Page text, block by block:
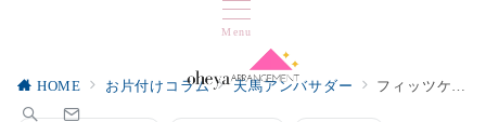
Menu
HOME お片付けコラム 天馬アンバサダー フィッツケースなど衣類引き出し収納にピッタリのおすすめ仕切り「せいとんボックス」で、ごちゃごちゃになりやすい引き出しを整えよう